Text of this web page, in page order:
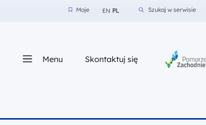
Moje
Moje EN PL Szukaj w serwisie
Menu Skontaktuj sięz nami